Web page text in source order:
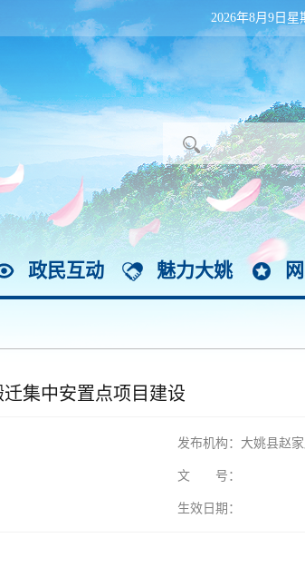
2026年8月9日星
政民互动 魅力大姚
集中安置点项目建设
发布机构：大姚县赵
文 号：
生效日期：